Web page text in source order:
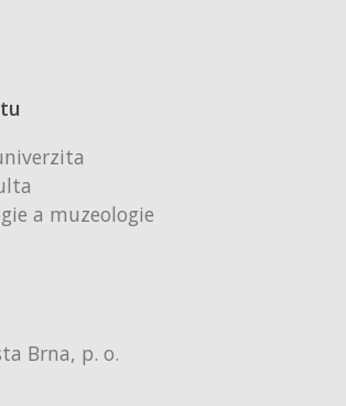
a muzeologie
Brna, p. o.